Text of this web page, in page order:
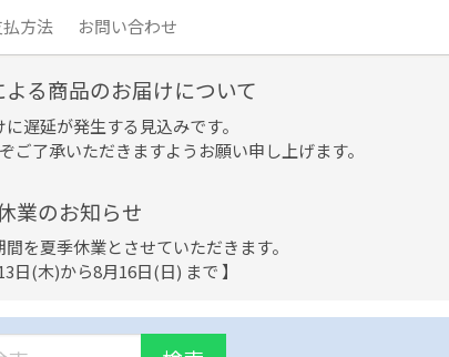
方法 お問い合わせ
る商品のお届けについて
遅延が発生する見込みです。
ご了承いただきますようお願い申し上げます。
業のお知らせ
を夏季休業とさせていただきます。
日(木)から8月16日(日) まで 】